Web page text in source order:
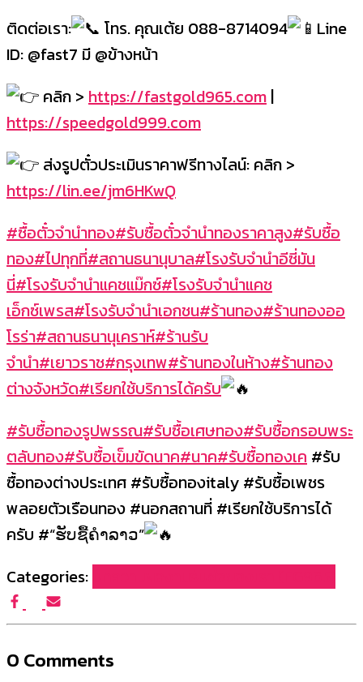
ติดต่อเรา:
โทร. คุณเต้ย 088-8714094
Line
ID: @fast7 มี @ข้างหน้า
คลิก > https://fastgold965.com |
https://speedgold999.com
ส่งรูปตั๋วประเมินราคาฟรีทางไลน์: คลิก >
https://lin.ee/jm6HKwQ
#ซื้อตั๋วจำนำทอง#รับซื้อตั๋วจำนำทองราคาสูง#รับซื้อ
ทอง#ไปทุกที่#สถานธนานุบาล#โรงรับจำนำอีซี่มัน
นี่#โรงรับจำนำแคชแม๊กซ์#โรงรับจำนำแคช
เอ็กซ์เพรส#โรงรับจำนำเอกชน#ร้านทอง#ร้านทองออ
โรร่า#สถานธนานุเคราห์#ร้านรับ
จำนำ#เยาวราช#กรุงเทพ#ร้านทองในห้าง#ร้านทอง
ต่างจังหวัด#เรียกใช้บริการได้ครับ
#รับซื้อทองรูปพรรณ#รับซื้อเศษทอง#รับซื้อกรอบพระ
ตลับทอง#รับซื้อเข็มขัดนาค#นาค#รับซื้อทองเค #รับ
ซื้อทองต่างประเทศ #รับซื้อทองitaly #รับซื้อเพชร
พลอยตัวเรือนทอง #นอกสถานที่ #เรียกใช้บริการได้
ครับ #“ຮັບຊື້ຄຳລາວ”
Categories:
0 Comments